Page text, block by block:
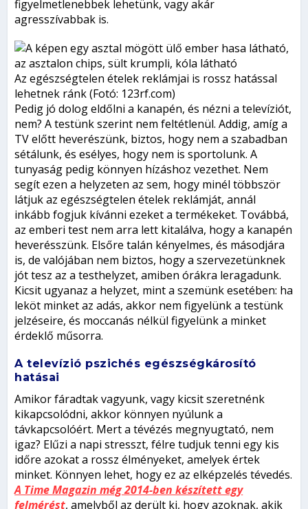
figyelmetlenebbek lehetünk, vagy akár
agresszívabbak is.
Az egészségtelen ételek reklámjai is rossz hatással
lehetnek ránk (Fotó: 123rf.com)
Pedig jó dolog eldőlni a kanapén, és nézni a televíziót,
nem? A testünk szerint nem feltétlenül. Addig, amíg a
TV előtt heverészünk, biztos, hogy nem a szabadban
sétálunk, és esélyes, hogy nem is sportolunk. A
tunyaság pedig könnyen hízáshoz vezethet. Nem
segít ezen a helyzeten az sem, hogy minél többször
látjuk az egészségtelen ételek reklámját, annál
inkább fogjuk kívánni ezeket a termékeket. Továbbá,
az emberi test nem arra lett kitalálva, hogy a kanapén
heverésszünk. Elsőre talán kényelmes, és másodjára
is, de valójában nem biztos, hogy a szervezetünknek
jót tesz az a testhelyzet, amiben órákra leragadunk.
Kicsit ugyanaz a helyzet, mint a szemünk esetében: ha
leköt minket az adás, akkor nem figyelünk a testünk
jelzéseire, és moccanás nélkül figyelünk a minket
érdeklő műsorra.
Atelevízió pszichés egészségkárosító
hatásai
Amikor fáradtak vagyunk, vagy kicsit szeretnénk
kikapcsolódni, akkor könnyen nyúlunk a
távkapcsolóért. Mert a tévézés megnyugtató, nem
igaz? Elűzi a napi stresszt, félre tudjuk tenni egy kis
időre azokat a rossz élményeket, amelyek értek
minket. Könnyen lehet, hogy ez az elképzelés tévedés.
A Time Magazin még 2014-ben készített egy
felmérést, amelyből az derült ki, hogy azoknak, akik